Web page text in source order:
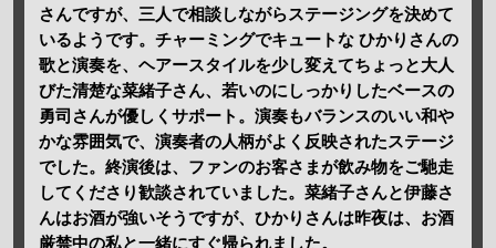
さんですが、三人で相談しながらステージングを決めて
いるようです。チャーミングでキュートな ひかりさんの
歌と演奏を、ヘアースタイルを少し変えてちょっと大人
びた清楚な菜緒子さん、若いのにしっかりしたベースの
勇司さんが優しくサポート。演奏もバランスのいい和や
かな雰囲気で、演奏者の人柄がよく反映されたステージ
でした。終演後は、ファンのお客さまが飲み物をご馳走
してくださり歓談されていました。菜緒子さんと伊藤さ
んはお酒が強いそうですが、ひかりさんは昨夜は、お酒
厳禁中の私と一緒にすぐ帰られました。